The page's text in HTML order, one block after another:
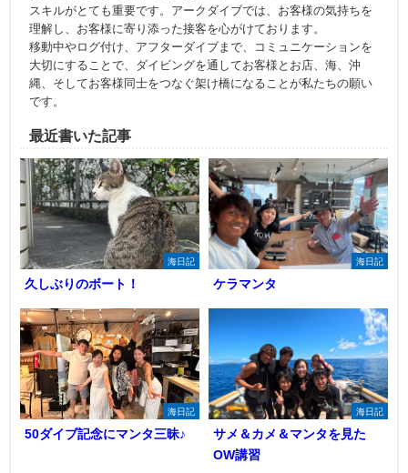
スキルがとても重要です。アークダイブでは、お客様の気持ちを
理解し、お客様に寄り添った接客を心がけております。
移動中やログ付け、アフターダイブまで、コミュニケーションを
大切にすることで、ダイビングを通してお客様とお店、海、沖
縄、そしてお客様同士をつなぐ架け橋になることが私たちの願い
です。
最近書いた記事
海日記
久しぶりのボート！
海日記
ケラマンタ
海日記
50ダイブ記念にマンタ三昧♪
海日記
サメ＆カメ＆マンタを見た
OW講習